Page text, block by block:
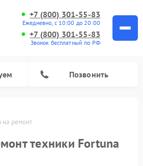
+7 (800) 301-55-83
Ежедневно, с 10:00 до 20:00
+7 (800) 301-55-83
Звонок бесплатный по РФ
Позвонить
на ремонт
техники Fortuna